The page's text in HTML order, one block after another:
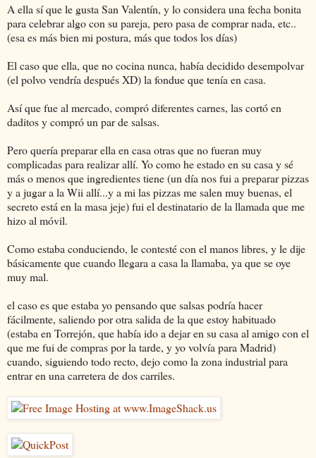
A ella sí que le gusta San Valentín, y lo considera una fecha bonita
para celebrar algo con su pareja, pero pasa de comprar nada, etc..
(esa es más bien mi postura, más que todos los días)
El caso que ella, que no cocina nunca, había decidido desempolvar
(el polvo vendría después XD) la fondue que tenía en casa.
Así que fue al mercado, compró diferentes carnes, las cortó en
daditos y compró un par de salsas.
Pero quería preparar ella en casa otras que no fueran muy
complicadas para realizar allí. Yo como he estado en su casa y sé
más o menos que ingredientes tiene (un día nos fui a preparar pizzas
y a jugar a la Wii allí...y a mi las pizzas me salen muy buenas, el
secreto está en la masa jeje) fui el destinatario de la llamada que me
hizo al móvil.
Como estaba conduciendo, le contesté con el manos libres, y le dije
básicamente que cuando llegara a casa la llamaba, ya que se oye
muy mal.
el caso es que estaba yo pensando que salsas podría hacer
fácilmente, saliendo por otra salida de la que estoy habituado
(estaba en Torrejón, que había ido a dejar en su casa al amigo con el
que me fui de compras por la tarde, y yo volvía para Madrid)
cuando, siguiendo todo recto, dejo como la zona industrial para
entrar en una carretera de dos carriles.